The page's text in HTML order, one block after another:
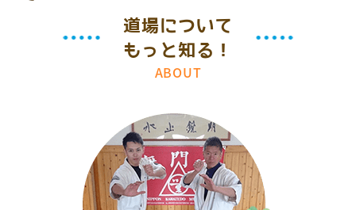
道場について
もっと知る！
ABOUT